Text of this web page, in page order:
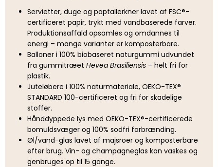
Servietter, duge og paptallerkner lavet af FSC®-
certificeret papir, trykt med vandbaserede farver.
Produktionsaffald opsamles og omdannes til
energi – mange varianter er komposterbare.
Balloner i 100% biobaseret naturgummi udvundet
fra gummitræet Hevea Brasiliensis – helt fri for
plastik.
Juteløbere i 100% naturmateriale, OEKO-TEX®
STANDARD 100-certificeret og fri for skadelige
stoffer.
Hånddyppede lys med OEKO-TEX®-certificerede
bomuldsvæger og 100% sodfri forbrænding.
Øl/vand-glas lavet af majsroer og komposterbare
efter brug. Vin- og champagneglas kan vaskes og
genbruges op til 15 gange.